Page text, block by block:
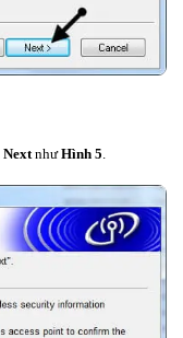
Next nhưHình 5